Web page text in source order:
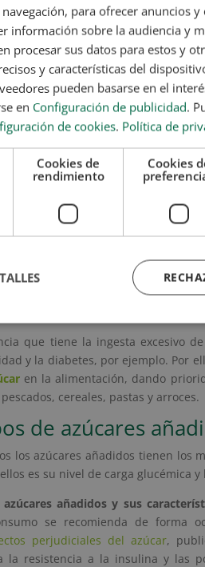
y, si queremos hacer un
en su producción industrial,
yogur, por ejemplo). De los tres
la lista de ingredientes de las
miel, dextrosa, fructosa,
fruta, sirope… Estos términos
lo cierto es que es exactamente lo
de la Organización
5% del total de nuestra ingesta
que tiene la ingesta excesivo
y la diabetes, por ejemplo. Por
en la alimentación, dando
cereales, pastas y arroces.
de azúcares
los azúcares añadidos tienen los
es su nivel de carga glucémica
añadidos y sus
se recomienda de forma
perjudiciales del azúcar,
la resistencia a la insulina y las
para ofrecer anuncios
información sobre la audiencia y
procesar sus datos para estos y
y características del
pueden basarse en el
en Configuración de publicidad.
de cookies. Política de
Cookies de
rendimiento
Cookies